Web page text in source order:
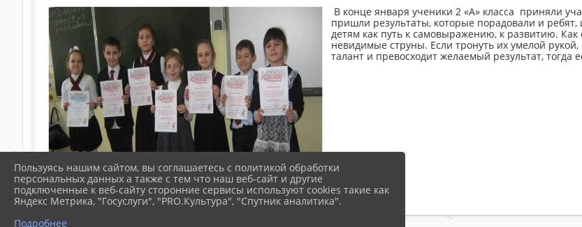
В конце января ученики 2 «А» класса приняли
пришли результаты, которые порадовали и
детям как путь к самовыражению, к развитию. Как
невидимые струны. Если тронуть их умелой
талант и превосходит желаемый результат, тогда
Пользуясь нашим сайтом, вы соглашаетесь с политикой обработки
персональных данных а также с тем что наш веб-сайт и другие
подключенные к веб-сайту сторонние сервисы используют cookies такие как
Яндекс Метрика, "Госуслуги", "PRO.Культура", "Спутник аналитика".
Подробнее